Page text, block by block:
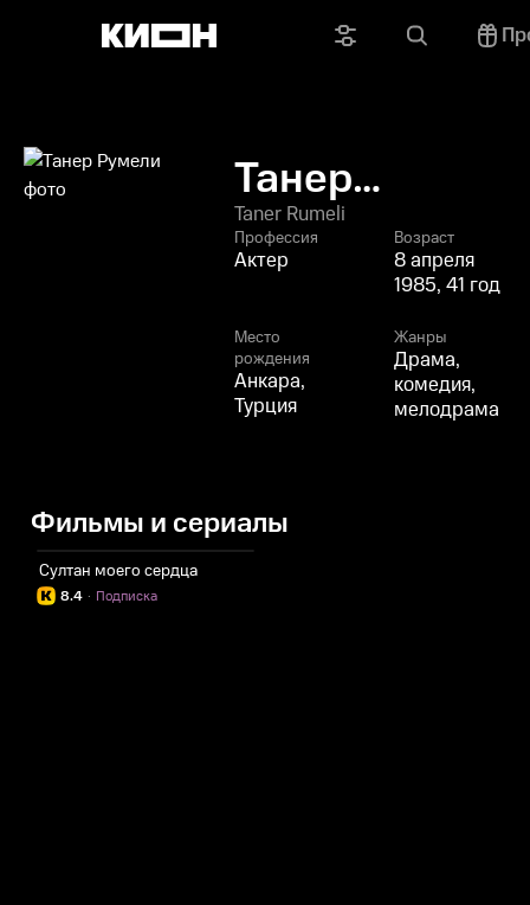
Танер
Румели
Taner Rumeli
Профессия
Актер
Возраст
8 апреля
1985, 41 год
Место
рождения
Анкара,
Турция
Жанры
Драма,
комедия,
мелодрама
Фильмы и сериалы
Султан моего сердца
8.4 Подписка
·